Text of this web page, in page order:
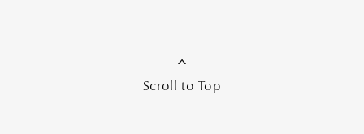
Scroll to Top